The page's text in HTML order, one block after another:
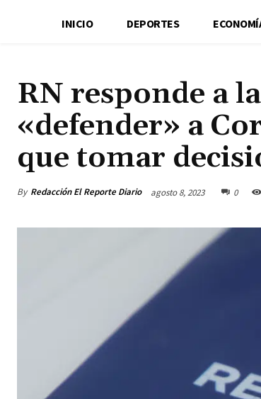
INICIO DEPORTES
RN responde a
«defender» a
que tomar
By Redacción El Reporte Diario agosto 8, 2023 0